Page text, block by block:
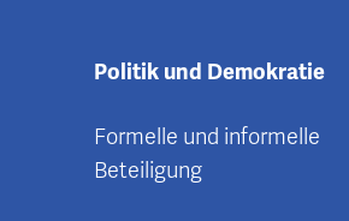
Politik und Demokratie
Formelle und informelle
Beteiligung